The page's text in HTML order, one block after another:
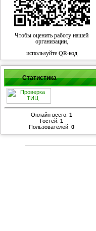
Чтобы оценить работу нашей
организации,
используйте QR-код
Статистика
Онлайн всего:1
Гостей:1
Пользователей:0